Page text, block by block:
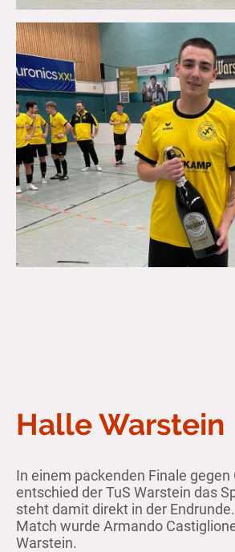
Halle Warstein
In einem packenden Finale gegen
entschied der TuS Warstein das
steht damit direkt in der
Match wurde Armando
Warstein.